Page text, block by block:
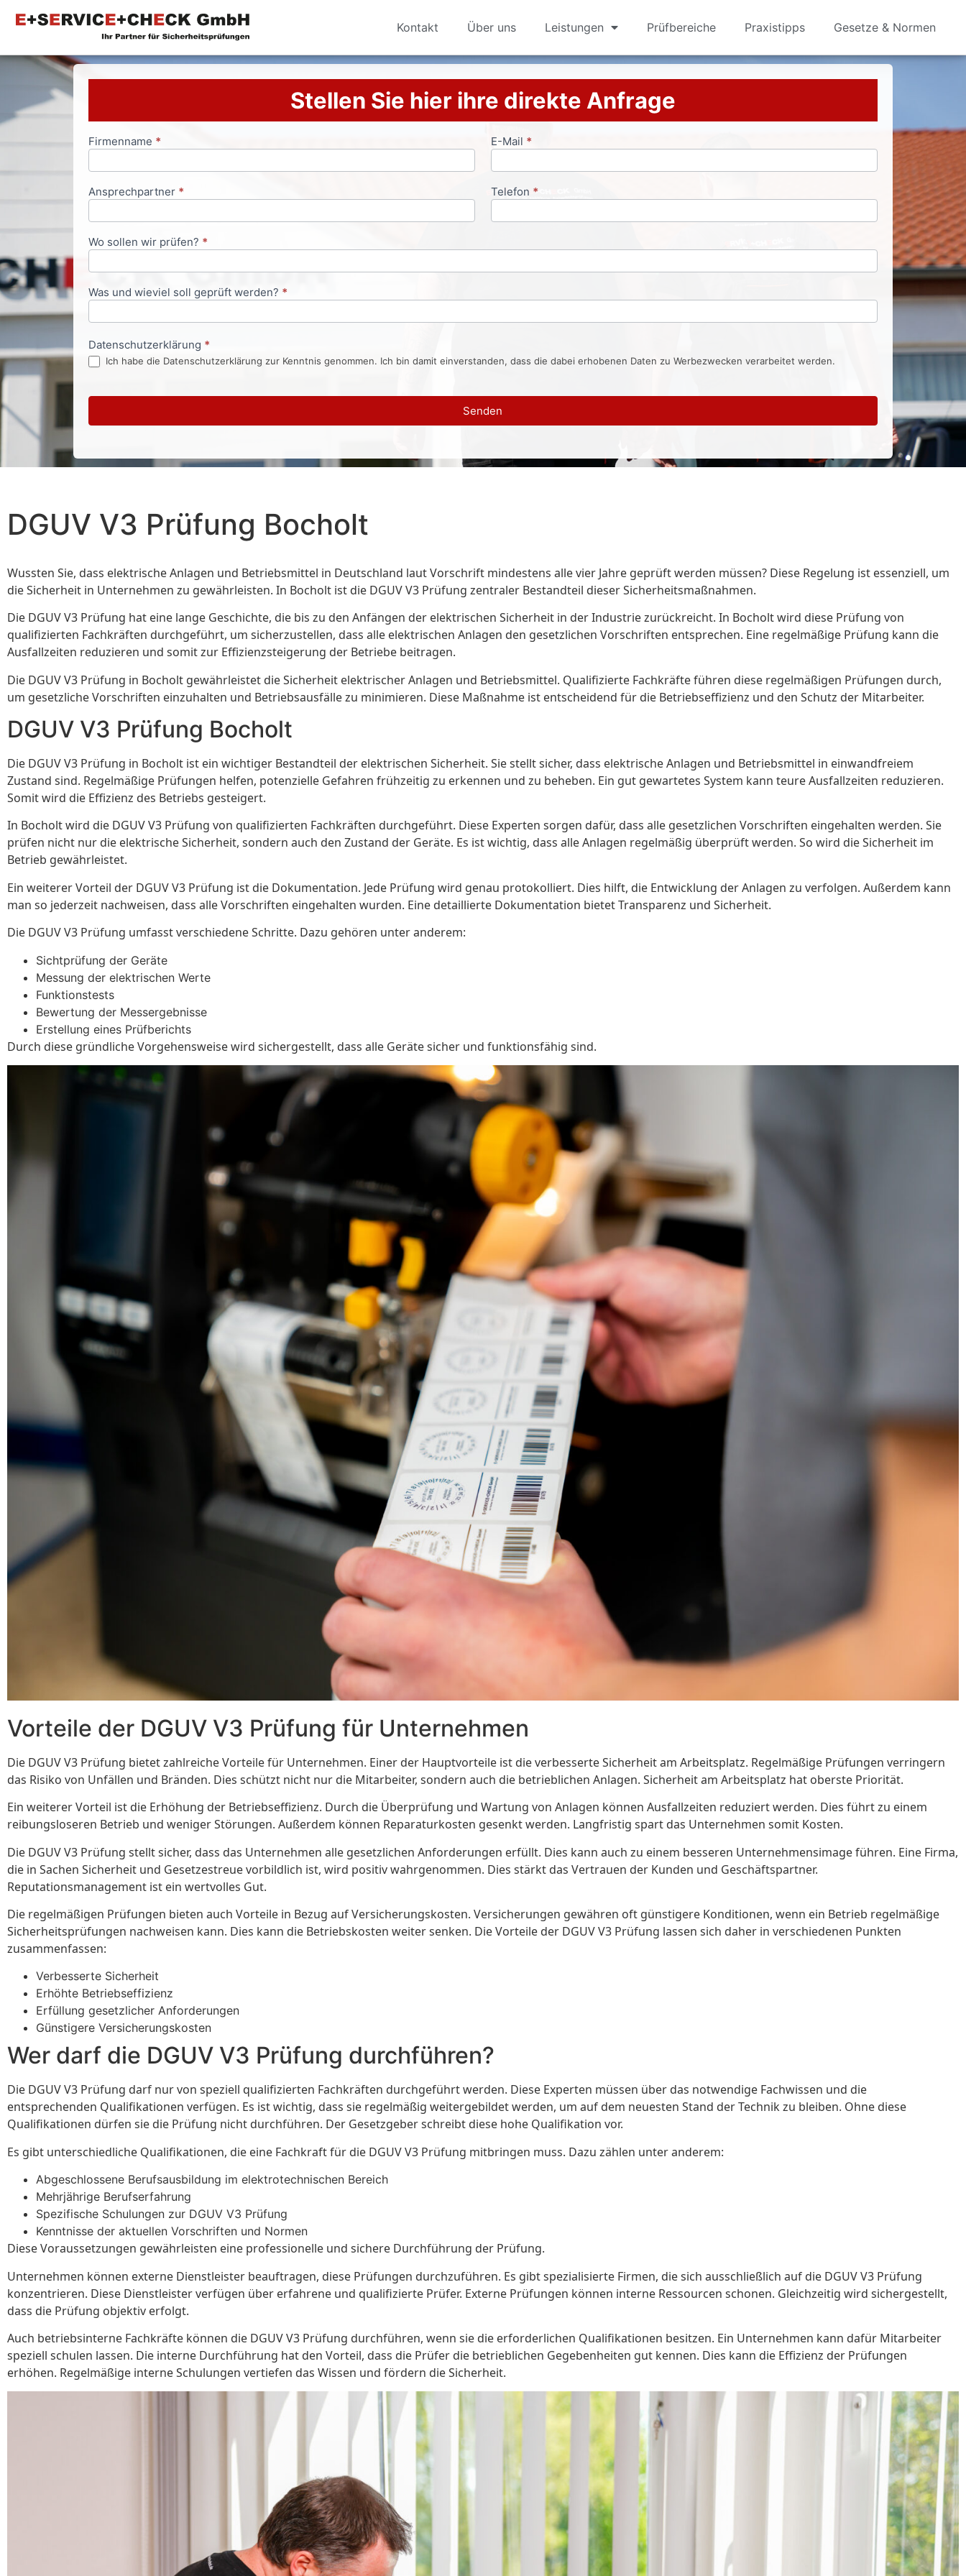
Kontakt Über uns Leistungen Prüfbereiche Praxistipps Gesetze & Normen
Stellen Sie hier ihre direkte Anfrage
Anfrageformular
Firmenname * E-Mail *
Ansprechpartner * Telefon *
Wo sollen wir prüfen? *
Was und wieviel soll geprüft werden? *
Datenschutzerklärung *
Ich habe die Datenschutzerklärung zur Kenntnis genommen. Ich bin damit einverstanden, dass die dabei erhobenen Daten zu Werbezwecken verarbeitet werden.
Senden
DGUV V3 Prüfung Bocholt
Wussten Sie, dass elektrische Anlagen und Betriebsmittel in Deutschland laut Vorschrift mindestens alle vier Jahre geprüft werden müssen? Diese Regelung ist essenziell, um
die Sicherheit in Unternehmen zu gewährleisten. In Bocholt ist die DGUV V3 Prüfung zentraler Bestandteil dieser Sicherheitsmaßnahmen.
Die DGUV V3 Prüfung hat eine lange Geschichte, die bis zu den Anfängen der elektrischen Sicherheit in der Industrie zurückreicht. In Bocholt wird diese Prüfung von
qualifizierten Fachkräften durchgeführt, um sicherzustellen, dass alle elektrischen Anlagen den gesetzlichen Vorschriften entsprechen. Eine regelmäßige Prüfung kann die
Ausfallzeiten reduzieren und somit zur Effizienzsteigerung der Betriebe beitragen.
Die DGUV V3 Prüfung in Bocholt gewährleistet die Sicherheit elektrischer Anlagen und Betriebsmittel. Qualifizierte Fachkräfte führen diese regelmäßigen Prüfungen durch,
um gesetzliche Vorschriften einzuhalten und Betriebsausfälle zu minimieren. Diese Maßnahme ist entscheidend für die Betriebseffizienz und den Schutz der Mitarbeiter.
DGUV V3 Prüfung Bocholt
Die DGUV V3 Prüfung in Bocholt ist ein wichtiger Bestandteil der elektrischen Sicherheit. Sie stellt sicher, dass elektrische Anlagen und Betriebsmittel in einwandfreiem
Zustand sind. Regelmäßige Prüfungen helfen, potenzielle Gefahren frühzeitig zu erkennen und zu beheben. Ein gut gewartetes System kann teure Ausfallzeiten reduzieren.
Somit wird die Effizienz des Betriebs gesteigert.
In Bocholt wird die DGUV V3 Prüfung von qualifizierten Fachkräften durchgeführt. Diese Experten sorgen dafür, dass alle gesetzlichen Vorschriften eingehalten werden. Sie
prüfen nicht nur die elektrische Sicherheit, sondern auch den Zustand der Geräte. Es ist wichtig, dass alle Anlagen regelmäßig überprüft werden. So wird die Sicherheit im
Betrieb gewährleistet.
Ein weiterer Vorteil der DGUV V3 Prüfung ist die Dokumentation. Jede Prüfung wird genau protokolliert. Dies hilft, die Entwicklung der Anlagen zu verfolgen. Außerdem kann
man so jederzeit nachweisen, dass alle Vorschriften eingehalten wurden. Eine detaillierte Dokumentation bietet Transparenz und Sicherheit.
Die DGUV V3 Prüfung umfasst verschiedene Schritte. Dazu gehören unter anderem:
Sichtprüfung der Geräte
Messung der elektrischen Werte
Funktionstests
Bewertung der Messergebnisse
Erstellung eines Prüfberichts
Durch diese gründliche Vorgehensweise wird sichergestellt, dass alle Geräte sicher und funktionsfähig sind.
Vorteile der DGUV V3 Prüfung für Unternehmen
Die DGUV V3 Prüfung bietet zahlreiche Vorteile für Unternehmen. Einer der Hauptvorteile ist die verbesserte Sicherheit am Arbeitsplatz. Regelmäßige Prüfungen verringern
das Risiko von Unfällen und Bränden. Dies schützt nicht nur die Mitarbeiter, sondern auch die betrieblichen Anlagen. Sicherheit am Arbeitsplatz hat oberste Priorität.
Ein weiterer Vorteil ist die Erhöhung der Betriebseffizienz. Durch die Überprüfung und Wartung von Anlagen können Ausfallzeiten reduziert werden. Dies führt zu einem
reibungsloseren Betrieb und weniger Störungen. Außerdem können Reparaturkosten gesenkt werden. Langfristig spart das Unternehmen somit Kosten.
Die DGUV V3 Prüfung stellt sicher, dass das Unternehmen alle gesetzlichen Anforderungen erfüllt. Dies kann auch zu einem besseren Unternehmensimage führen. Eine Firma,
die in Sachen Sicherheit und Gesetzestreue vorbildlich ist, wird positiv wahrgenommen. Dies stärkt das Vertrauen der Kunden und Geschäftspartner.
Reputationsmanagement ist ein wertvolles Gut.
Die regelmäßigen Prüfungen bieten auch Vorteile in Bezug auf Versicherungskosten. Versicherungen gewähren oft günstigere Konditionen, wenn ein Betrieb regelmäßige
Sicherheitsprüfungen nachweisen kann. Dies kann die Betriebskosten weiter senken. Die Vorteile der DGUV V3 Prüfung lassen sich daher in verschiedenen Punkten
zusammenfassen:
Verbesserte Sicherheit
Erhöhte Betriebseffizienz
Erfüllung gesetzlicher Anforderungen
Günstigere Versicherungskosten
Wer darf die DGUV V3 Prüfung durchführen?
Die DGUV V3 Prüfung darf nur von speziell qualifizierten Fachkräften durchgeführt werden. Diese Experten müssen über das notwendige Fachwissen und die
entsprechenden Qualifikationen verfügen. Es ist wichtig, dass sie regelmäßig weitergebildet werden, um auf dem neuesten Stand der Technik zu bleiben. Ohne diese
Qualifikationen dürfen sie die Prüfung nicht durchführen. Der Gesetzgeber schreibt diese hohe Qualifikation vor.
Es gibt unterschiedliche Qualifikationen, die eine Fachkraft für die DGUV V3 Prüfung mitbringen muss. Dazu zählen unter anderem:
Abgeschlossene Berufsausbildung im elektrotechnischen Bereich
Mehrjährige Berufserfahrung
Spezifische Schulungen zur DGUV V3 Prüfung
Kenntnisse der aktuellen Vorschriften und Normen
Diese Voraussetzungen gewährleisten eine professionelle und sichere Durchführung der Prüfung.
Unternehmen können externe Dienstleister beauftragen, diese Prüfungen durchzuführen. Es gibt spezialisierte Firmen, die sich ausschließlich auf die DGUV V3 Prüfung
konzentrieren. Diese Dienstleister verfügen über erfahrene und qualifizierte Prüfer. Externe Prüfungen können interne Ressourcen schonen. Gleichzeitig wird sichergestellt,
dass die Prüfung objektiv erfolgt.
Auch betriebsinterne Fachkräfte können die DGUV V3 Prüfung durchführen, wenn sie die erforderlichen Qualifikationen besitzen. Ein Unternehmen kann dafür Mitarbeiter
speziell schulen lassen. Die interne Durchführung hat den Vorteil, dass die Prüfer die betrieblichen Gegebenheiten gut kennen. Dies kann die Effizienz der Prüfungen
erhöhen. Regelmäßige interne Schulungen vertiefen das Wissen und fördern die Sicherheit.